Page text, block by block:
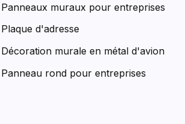
Panneaux muraux pour entreprises
Plaque d'adresse
Décoration murale en métal d'avion
Panneau rond pour entreprises